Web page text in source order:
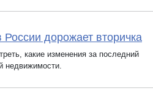
дорожает вторичка
какие изменения за последний
недвижимости.